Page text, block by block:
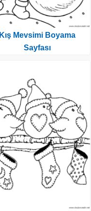
Kış Mevsimi Boyama
Sayfası